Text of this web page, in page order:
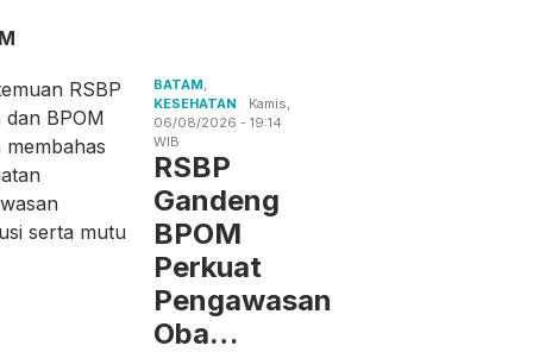
BATAM
KESEHATAN
Kamis,
06/08/2026 - 19:14
WIB
RSBP
Gandeng
BPOM
Perkuat
Pengawasan
Oba…